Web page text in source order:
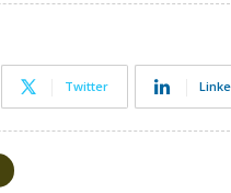
Twitter